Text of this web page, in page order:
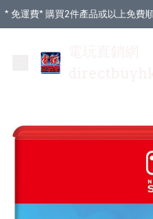
* 免運費* 購買2件產品或以上免費